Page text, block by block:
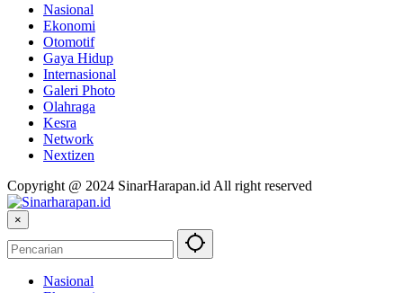
Nasional
Ekonomi
Otomotif
Gaya Hidup
Internasional
Galeri Photo
Olahraga
Kesra
Network
Nextizen
Copyright @ 2024 SinarHarapan.id All right reserved
×
Nasional